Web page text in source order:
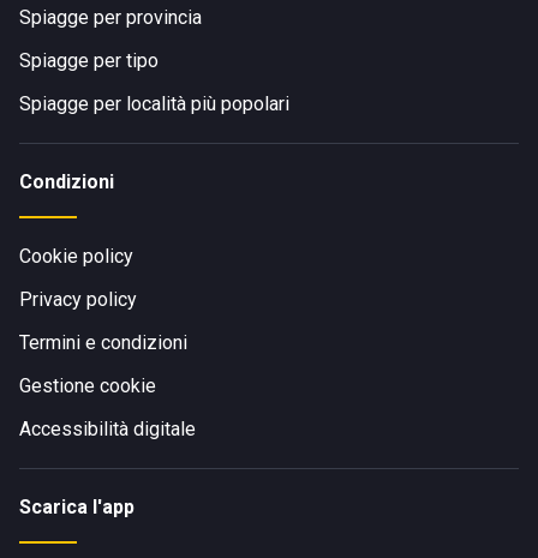
Spiagge per provincia
Spiagge per tipo
Spiagge per località più popolari
Condizioni
Cookie policy
Privacy policy
Termini e condizioni
Gestione cookie
Accessibilità digitale
Scarica l'app